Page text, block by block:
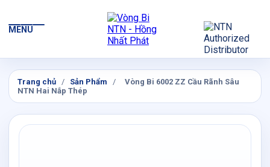
MENU
Trang chủ / Sản Phẩm /
Vòng Bi 6002 ZZ Cầu Rãnh Sâu
NTN Hai Nắp Thép